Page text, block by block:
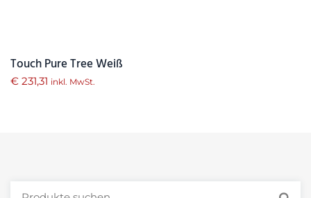
Touch Pure Tree Weiß
€ 231,31 inkl. MwSt.